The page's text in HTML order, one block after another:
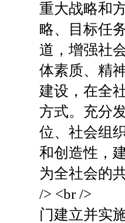
重大战略和
略、目标任
道，增强社
体素质、精
建设，在全
方式。充分
位、社会组
和创造性，
为全社会的
/> <br /> （
门建立并实